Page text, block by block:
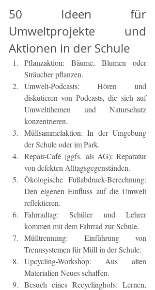
50 Ideen für
Umweltprojekte und
Aktionen in der Schule
Pflanzaktion: Bäume, Blumen oder
Sträucher pflanzen.
Umwelt-Podcasts: Hören und
diskutieren von Podcasts, die sich auf
Umweltthemen und Naturschutz
konzentrieren.
Müllsammelaktion: In der Umgebung
der Schule oder im Park.
Repair-Café (ggfs. als AG): Reparatur
von defekten Alltagsgegenständen.
Ökologische Fußabdruck-Berechnung:
Den eigenen Einfluss auf die Umwelt
reflektieren.
Fahrradtag: Schüler und Lehrer
kommen mit dem Fahrrad zur Schule.
Mülltrennung: Einführung von
Trennsystemen für Müll in der Schule.
Upcycling-Workshop: Aus alten
Materialien Neues schaffen.
Besuch eines Recyclinghofs: Lernen,